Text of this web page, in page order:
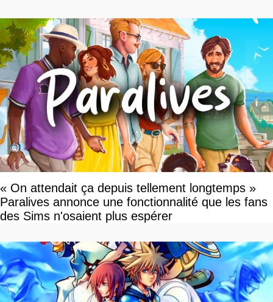
« On attendait ça depuis tellement longtemps »
Paralives annonce une fonctionnalité que les fans
des Sims n'osaient plus espérer